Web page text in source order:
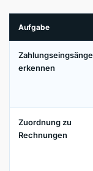
Aufgabe
Zahlungseingsänge
erkennen
Zuordnung zu
Rechnungen